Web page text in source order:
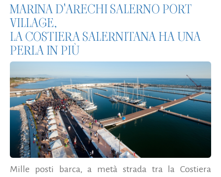
MARINA D'ARECHI SALERNO PORT
VILLAGE,
LA COSTIERA SALERNITANA HA UNA
PERLA IN PIÙ
Mille posti barca, a metà strada tra la Costiera